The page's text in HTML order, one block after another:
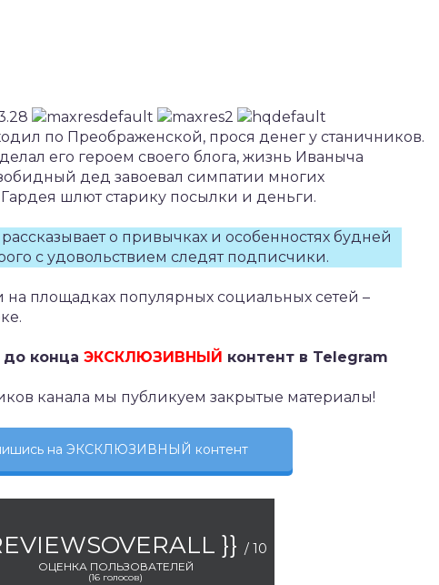
по Преображенской, прося денег у станичников.
его героем своего блога, жизнь Иваныча
дед завоевал симпатии многих
шлют старику посылки и деньги.
о привычках и особенностях будней
с удовольствием следят подписчики.
на площадках популярных социальных сетей –
до концаЭКСКЛЮЗИВНЫЙ контент в Telegram
канала мы публикуем закрытые материалы!
на ЭКСКЛЮЗИВНЫЙ контент
}} / 10
ОЦЕНКА ПОЛЬЗОВАТЕЛЕЙ
(16 голосов)